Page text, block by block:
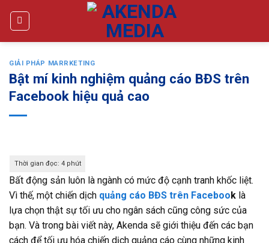
GIẢI PHÁP MARRKETING
Bật mí kinh nghiệm quảng cáo BĐS trên
Facebook hiệu quả cao
Bất động sản luôn là ngành có mức độ cạnh tranh khốc liệt.
Vì thế, một chiến dịch quảng cáo BĐS trên Facebook là
lựa chọn thật sự tối ưu cho ngân sách cũng công sức của
bạn. Và trong bài viết này, Akenda sẽ giới thiệu đến các bạn
cách để tối ưu hóa chiến dịch quảng cáo cùng những kinh